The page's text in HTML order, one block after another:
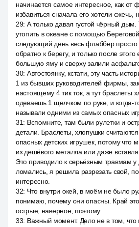
начинается самое интересное, как от
избавиться сначала его хотели сжечь,
29: А только давал густой чёрный дым.
утопить в океане с помощью
следующий день весь флаббер
обратно к берегу, и только после этого
большую яму и сверху залили
30: Автостоянку, кстати, эту часть
1 из бывших руководителей фирмы,
настоящему 4 тик ток, а тут браслеты
одеваешь 1 щелчком по руке, и когда-
называли одними из самых опасных
31: Вспомните, там были рулетки и
детали. Браслеты, хлопушки
опасных детских игрушек, потому что
из дешёвого металла или даже
Это приводило к серьёзным травмам у
ломались, я решила разрезать свой,
интересно.
32: Что внутри окей, в моём не было
понимаю, почему они опасны. Край
острые, наверное, поэтому
33: Важный момент. Дело не в том, что